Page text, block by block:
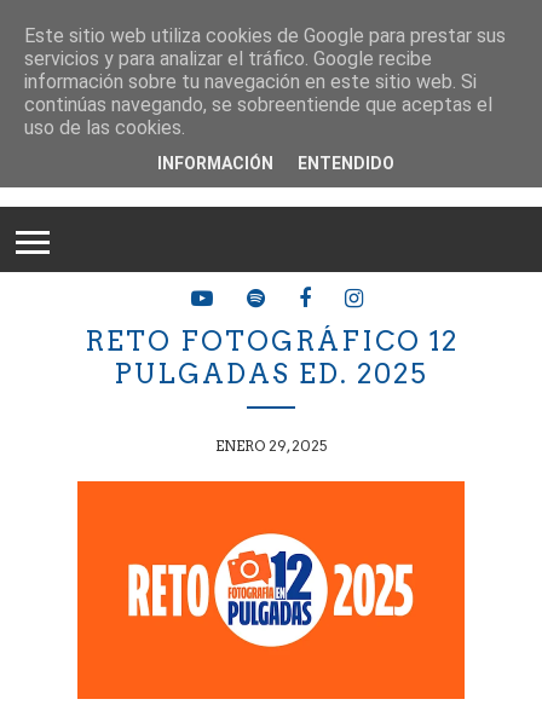
RETO FOTOGRÁFICO 12
PULGADAS ED. 2025
ENERO 29, 2025
Este sitio web utiliza cookies de Google para prestar sus
servicios y para analizar el tráfico. Google recibe
información sobre tu navegación en este sitio web. Si
continúas navegando, se sobreentiende que aceptas el
uso de las cookies.
INFORMACIÓN ENTENDIDO